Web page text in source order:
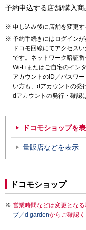
予約申込する店舗/購入商
申し込み後に店舗を変更す
予約手続きにはログインが
ドコモ回線にてアクセス
です。ネットワーク暗証
Wi-Fiまたはご自宅のイン
アカウントのID／パスワ
い方も、dアカウントの発
dアカウントの発行・確認
ドコモショップを
量販店などを表示
ドコモショップ
営業時間などは変更とな
プ／d gardenからご確認く